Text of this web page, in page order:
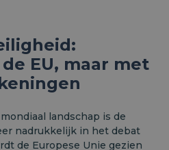
EU, maar met
landschap is de
nadrukkelijk in het debat
de Europese Unie gezien